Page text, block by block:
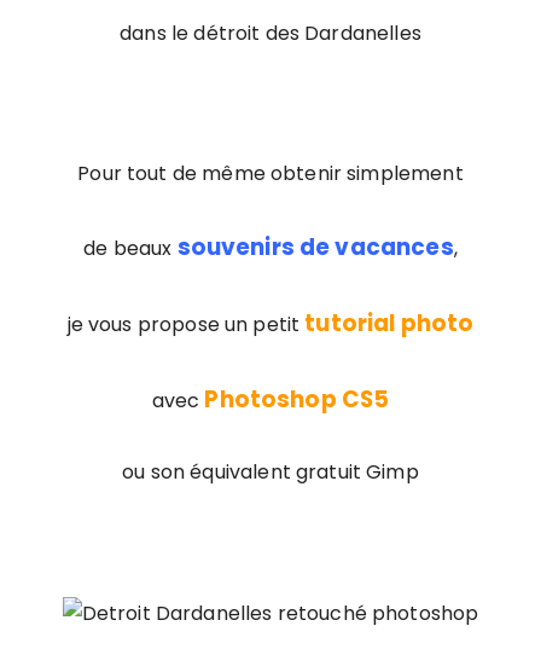
dans le détroit des Dardanelles
Pour tout de même obtenir simplement
de beaux souvenirs de vacances,
je vous propose un petit tutorial photo
avec Photoshop CS5
ou son équivalent gratuit Gimp